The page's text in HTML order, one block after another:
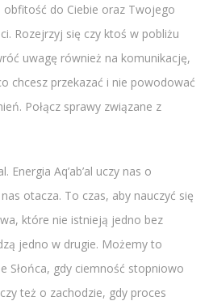
do Ciebie oraz Twojego
Rozejrzyj się czy ktoś w pobliżu
uwagę również na komunikację,
chcesz przekazać i nie powodować
Połącz sprawy związane z
Energia Aq’ab’al uczy nas o
otacza. To czas, aby nauczyć się
które nie istnieją jedno bez
jedno w drugie. Możemy to
Słońca, gdy ciemność stopniowo
też o zachodzie, gdy proces